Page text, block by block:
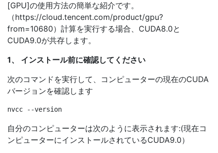
[GPU]の使用方法の簡単な紹介です。
（https://cloud.tencent.com/product/gpu?
from=10680）計算を実行する場合、CUDA8.0と
CUDA9.0が共存します。
1、 インストール前に確認してください
次のコマンドを実行して、コンピューターの現在のCUDA
バージョンを確認します
自分のコンピューターは次のように表示されます:(現在コ
ンピューターにインストールされているCUDA9.0）